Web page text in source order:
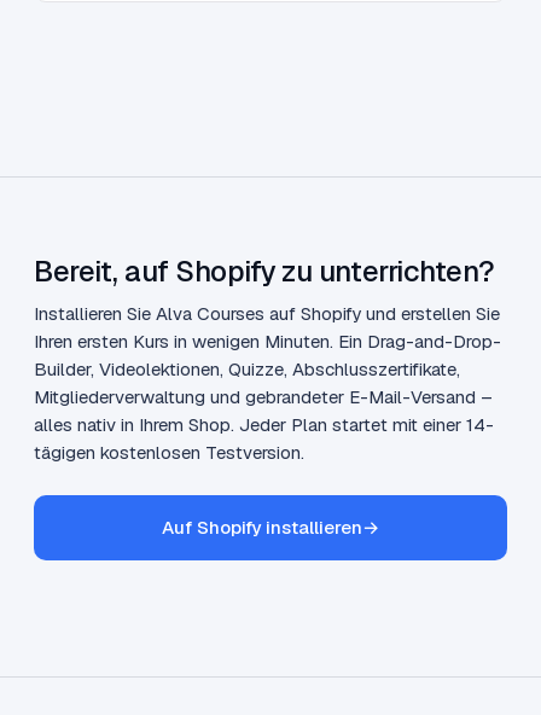
Bereit, auf Shopify zu unterrichten?
Installieren Sie Alva Courses auf Shopify und erstellen Sie
Ihren ersten Kurs in wenigen Minuten. Ein Drag-and-Drop-
Builder, Videolektionen, Quizze, Abschlusszertifikate,
Mitgliederverwaltung und gebrandeter E-Mail-Versand –
alles nativ in Ihrem Shop. Jeder Plan startet mit einer 14-
tägigen kostenlosen Testversion.
Auf Shopify installieren→